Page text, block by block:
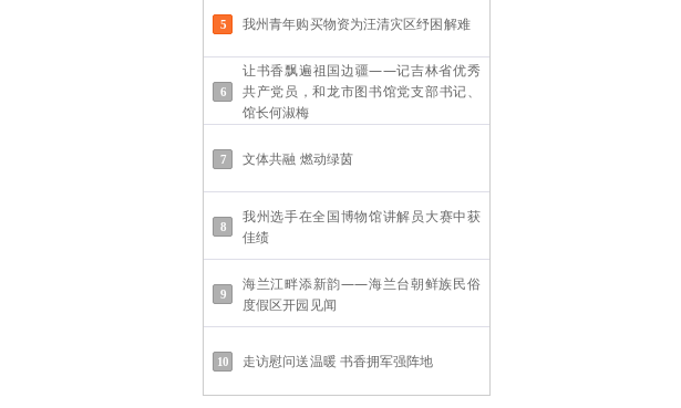
我州青年购买物资为汪清灾区纾困解难
让书香飘遍祖国边疆——记吉林省优秀
共产党员，和龙市图书馆党支部书记、
馆长何淑梅
文体共融 燃动绿茵
我州选手在全国博物馆讲解员大赛中获
佳绩
海兰江畔添新韵——海兰台朝鲜族民俗
度假区开园见闻
走访慰问送温暖 书香拥军强阵地